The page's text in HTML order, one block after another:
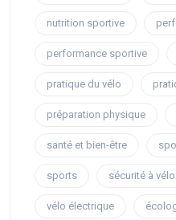
nutrition sportive
performance sportive
pratique du vélo
préparation physique
santé et bien-être
sports sécurité à vélo
vélo électrique